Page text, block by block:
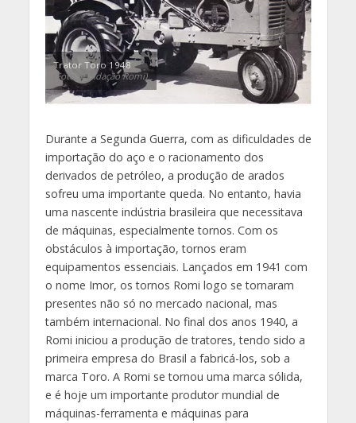
Trator Toro 1948
(Foto: Fundação Romi)
Durante a Segunda Guerra, com as dificuldades de
importação do aço e o racionamento dos
derivados de petróleo, a produção de arados
sofreu uma importante queda. No entanto, havia
uma nascente indústria brasileira que necessitava
de máquinas, especialmente tornos. Com os
obstáculos à importação, tornos eram
equipamentos essenciais. Lançados em 1941 com
o nome Imor, os tornos Romi logo se tornaram
presentes não só no mercado nacional, mas
também internacional. No final dos anos 1940, a
Romi iniciou a produção de tratores, tendo sido a
primeira empresa do Brasil a fabricá-los, sob a
marca Toro. A Romi se tornou uma marca sólida,
e é hoje um importante produtor mundial de
máquinas-ferramenta e máquinas para